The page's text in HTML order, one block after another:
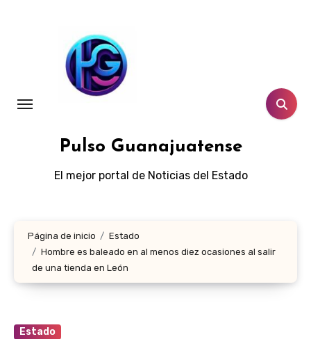
Pulso Guanajuatense
El mejor portal de Noticias del Estado
Página de inicio
Estado
Hombre es baleado en al menos diez ocasiones al salir
de una tienda en León
Estado